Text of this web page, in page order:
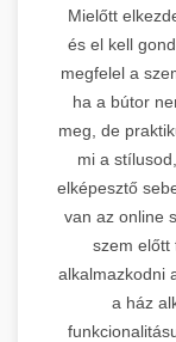
Mielőtt
és el kell
megfelel a
ha a bútor
meg, de
mi a
elképesztő
van az online
szem előtt
alkalmazkodni
a ház